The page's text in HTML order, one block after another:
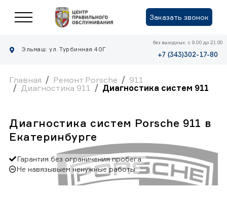
Заказать звонок
Эльмаш: ул. Турбинная 40Г
без выходных: с 9.00 до 21.00
+7 (343)302-17-80
Главная Ремонт Porsche
911
Диагностика 911
Диагностика систем 911
Диагностика систем Porsche 911 в
Екатеринбурге
Гарантия без ограничения пробега
Не навязывыем ненужные работы